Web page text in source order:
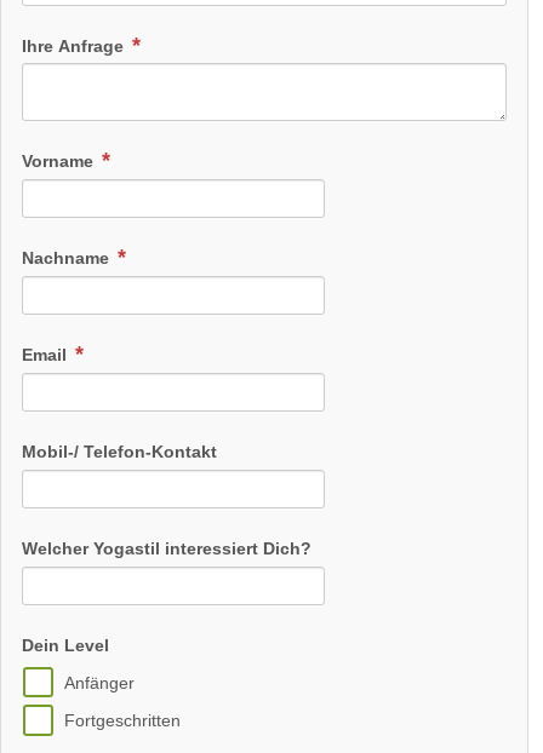
Ihre Anfrage
Vorname
Nachname
Email
Mobil-/ Telefon-Kontakt
Welcher Yogastil interessiert Dich?
Dein Level
Anfänger
Fortgeschritten